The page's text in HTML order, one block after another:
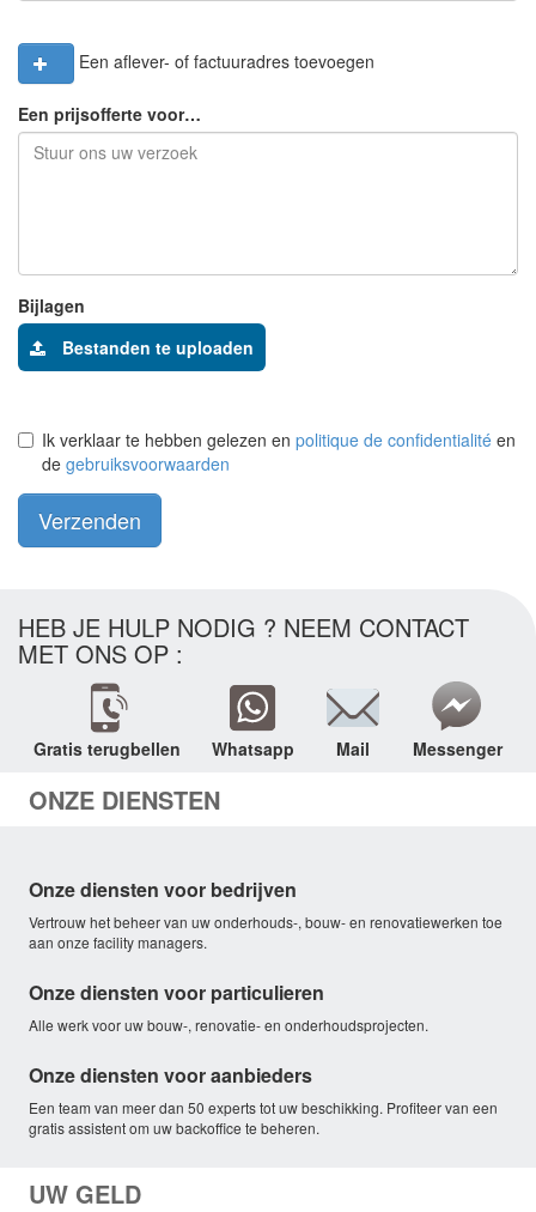
Een aflever- of factuuradres toevoegen
Een prijsofferte voor…
Bijlagen
Bestanden te uploaden
Ik verklaar te hebben gelezen en politique de confidentialité en
de gebruiksvoorwaarden
Verzenden
HEB JE HULP NODIG ? NEEM CONTACT
MET ONS OP :
Gratis terugbellen Whatsapp Mail Messenger
ONZE DIENSTEN
Onze diensten voor bedrijven
Vertrouw het beheer van uw onderhouds-, bouw- en renovatiewerken toe
aan onze facility managers.
Onze diensten voor particulieren
Alle werk voor uw bouw-, renovatie- en onderhoudsprojecten.
Onze diensten voor aanbieders
Een team van meer dan 50 experts tot uw beschikking. Profiteer van een
gratis assistent om uw backoffice te beheren.
UW GELD